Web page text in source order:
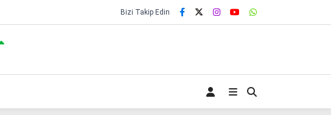
Bizi Takip Edin